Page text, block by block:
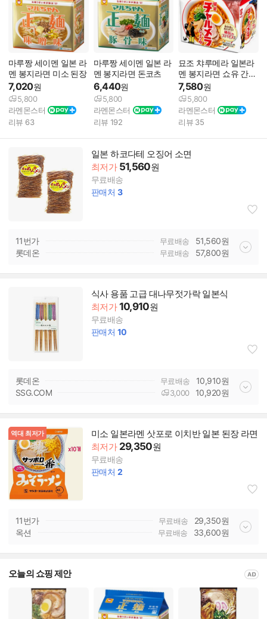
마루짱 세이멘 일본 라
멘 봉지라면 미소 된장
7,020원
5,800
라멘몬스터
리뷰 63
마루짱 세이멘 일본 라
멘 봉지라면 돈코츠
6,440원
5,800
라멘몬스터
리뷰 192
묘조 챠루메라 일본라
멘 봉지라면 쇼유 간장
맛
7,580원
5,800
라멘몬스터
리뷰 35
일본 하코다테 오징어 소면
최저가 51,560원
무료배송
판매처 3
11번가 무료배송 51,560원
롯데온
무료배송 57,800원
식사 용품 고급 대나무젓가락 일본식
최저가10,910원
무료배송
판매처 10
롯데온 무료배송 10,910원
SSG.COM
3,000 10,920원
역대 최저가
미소 일본라멘 삿포로 이치반 일본 된장 라면
최저가 29,350원
무료배송
판매처 2
11번가 무료배송 29,350원
옥션
무료배송 33,600원
오늘의 쇼핑 제안